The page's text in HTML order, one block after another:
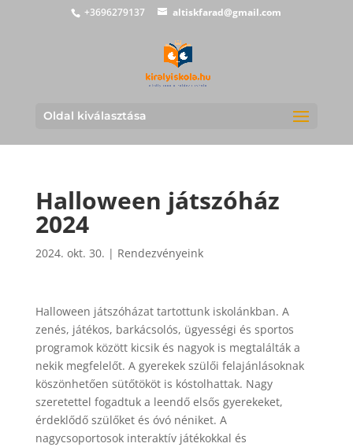
+3696279137 altiskfarad@gmail.com
Oldal kiválasztása
Halloween játszóház
2024
2024. okt. 30. | Rendezvényeink
Halloween játszóházat tartottunk iskolánkban. A
zenés, játékos, barkácsolós, ügyességi és sportos
programok között kicsik és nagyok is megtalálták a
nekik megfelelőt. A gyerekek szülői felajánlásoknak
köszönhetően sütőtököt is kóstolhattak. Nagy
szeretettel fogadtuk a leendő elsős gyerekeket,
érdeklődő szülőket és óvó néniket. A
nagycsoportosok interaktív játékokkal és